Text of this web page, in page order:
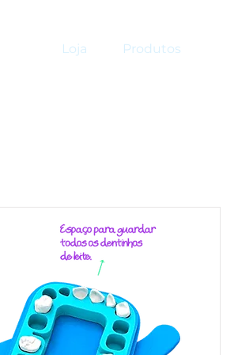
Loja Produtos